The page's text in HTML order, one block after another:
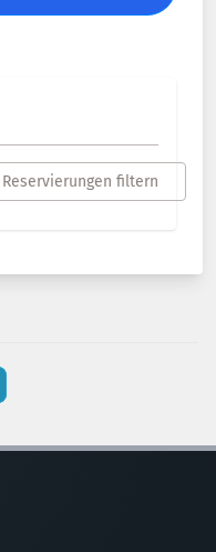
Reservierungen filtern